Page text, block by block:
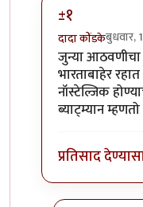
±१
दादा कोंडकेबुधवार,
In reply toलेख
जुन्या
भारताबाहेर
नॉस्टेल्जिक
ब्याट्म्यान
प्रतिसाद